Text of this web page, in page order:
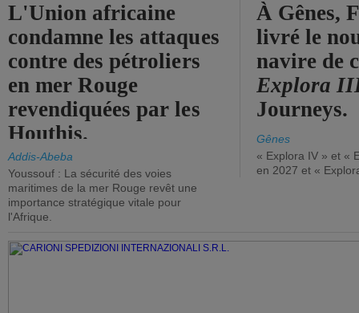
L'Union africaine
condamne les attaques
contre des pétroliers
en mer Rouge
revendiquées par les
Houthis.
Addis-Abeba
Youssouf : La sécurité des voies
maritimes de la mer Rouge revêt une
importance stratégique vitale pour
l'Afrique.
À Gênes,
livré le
navire de
Explora
Journeys.
Gênes
« Explora IV » et «
en 2027 et «